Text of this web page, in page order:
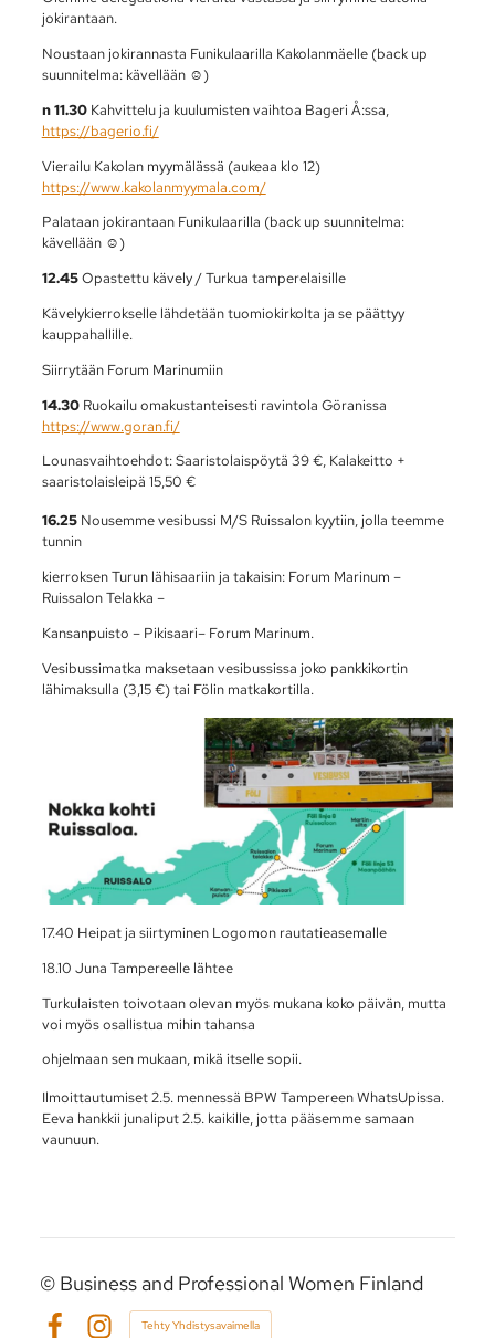
jokirantaan.
Noustaan jokirannasta Funikulaarilla Kakolanmäelle (back up
suunnitelma: kävellään ☺)
n 11.30Kahvittelu ja kuulumisten vaihtoa Bageri Å:ssa,
https://bagerio.fi/
Vierailu Kakolan myymälässä (aukeaa klo 12)
https://www.kakolanmyymala.com/
Palataan jokirantaan Funikulaarilla (back up suunnitelma:
kävellään ☺)
12.45Opastettu kävely / Turkua tamperelaisille
Kävelykierrokselle lähdetään tuomiokirkolta ja se päättyy
kauppahallille.
Siirrytään Forum Marinumiin
14.30Ruokailu omakustanteisesti ravintola Göranissa
https://www.goran.fi/
Lounasvaihtoehdot: Saaristolaispöytä 39 €, Kalakeitto +
saaristolaisleipä 15,50 €
16.25Nousemme vesibussi M/S Ruissalon kyytiin, jolla teemme
tunnin
kierroksen Turun lähisaariin ja takaisin: Forum Marinum –
Ruissalon Telakka –
Kansanpuisto – Pikisaari– Forum Marinum.
Vesibussimatka maksetaan vesibussissa joko pankkikortin
lähimaksulla (3,15 €) tai Fölin matkakortilla.
17.40 Heipat ja siirtyminen Logomon rautatieasemalle
18.10 Juna Tampereelle lähtee
Turkulaisten toivotaan olevan myös mukana koko päivän, mutta
voi myös osallistua mihin tahansa
ohjelmaan sen mukaan, mikä itselle sopii.
Ilmoittautumiset 2.5. mennessä BPW Tampereen WhatsUpissa.
Eeva hankkii junaliput 2.5. kaikille, jotta pääsemme samaan
vaunuun.
© Business and Professional Women Finland
Tehty Yhdistysavaimella